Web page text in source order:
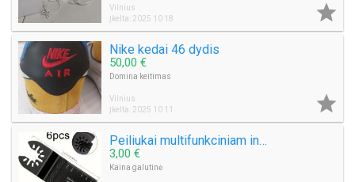
Vilnius
Įkelta: 2025 10 18

Nike kedai 46 dydis
50,00 €
Domina keitimas
Vilnius
Įkelta: 2025 10 11

Peiliukai multifunkciniam instrumentui
3,00 €
Kaina galutinė